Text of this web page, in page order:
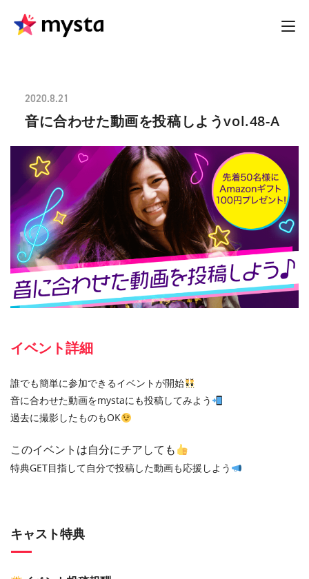
2020.8.21
音に合わせた動画を投稿しようvol.48-A
イベント詳細
誰でも簡単に参加できるイベントが開始
音に合わせた動画をmystaにも投稿してみよう
過去に撮影したものもOK
このイベントは自分にチアしても
特典GET目指して自分で投稿した動画も応援しよう
キャスト特典